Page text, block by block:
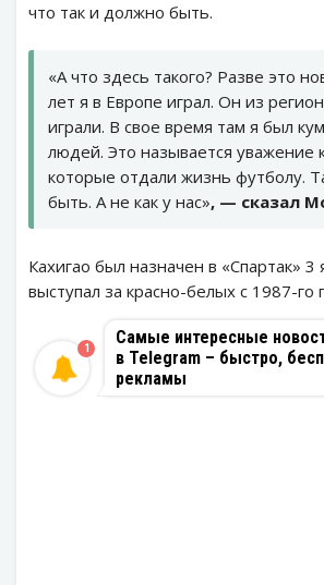
что так и должно быть.
«А что здесь такого? Разве это
лет я в Европе играл. Он из
играли. В свое время там я был
людей. Это называется уважение
которые отдали жизнь футболу.
быть. А не как у нас», — сказал
Кахигао был назначен в «Спартак»
выступал за красно-белых с 1987-го
Самые интересные
в Telegram – быстро,
рекламы
1